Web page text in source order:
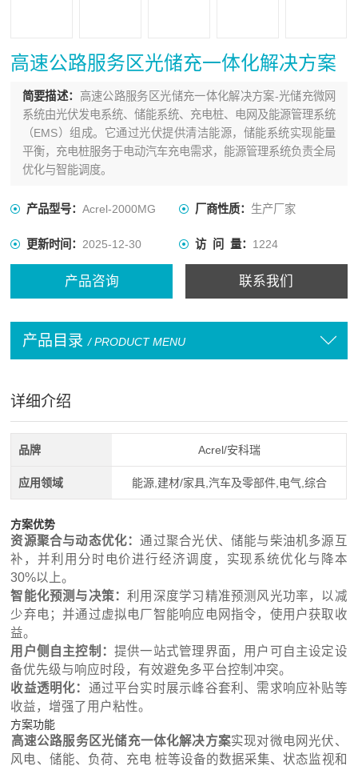
‌高速公路服务区‌光储充一体化解决方案
简要描述： ‌高速公路服务区‌光储充一体化解决方案-光储充微网
系统由光伏发电系统、储能系统、充电桩、电网及能源管理系统
（EMS）组成。它通过光伏提供清洁能源，储能系统实现能量
平衡，充电桩服务于电动汽车充电需求，能源管理系统负责全局
优化与智能调度。
产品型号：Acrel-2000MG 厂商性质： 生产厂家
更新时间：2025-12-30 访 问 量： 1224
产品咨询 联系我们
产品目录 / PRODUCT MENU
详细介绍
品牌 Acrel/安科瑞
应用领域 能源,建材/家具,汽车及零部件,电气,综合
方案优势
资源聚合与动态优化：通过聚合光伏、储能与柴油机多源互
补，并利用分时电价进行经济调度，实现系统优化与降本
30%以上。
智能化预测与决策：利用深度学习精准预测风光功率，以减
少弃电；并通过虚拟电厂智能响应电网指令，使用户获取收
益。
用户侧自主控制：提供一站式管理界面，用户可自主设定设
备优先级与响应时段，有效避免多平台控制冲突。
收益透明化： 通过平台实时展示峰谷套利、需求响应补贴等
收益，增强了用户粘性。
方案功能
‌高速公路服务区‌光储充一体化解决方案实现对微电网光伏、
风电、储能、负荷、充电 桩等设备的数据采集、状态监视和